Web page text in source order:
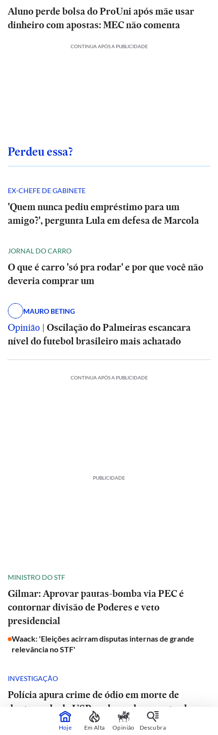
Aluno perde bolsa do ProUni após mãe usar
dinheiro com apostas: MEC não comenta
CONTINUA APÓS A PUBLICIDADE
Perdeu essa?
EX-CHEFE DE GABINETE
'Quem nunca pediu empréstimo para um
amigo?', pergunta Lula em defesa de Marcola
JORNAL DO CARRO
O que é carro 'só pra rodar' e por que você não
deveria comprar um
MAURO BETING
Opinião | Oscilação do Palmeiras escancara
nível do futebol brasileiro mais achatado
CONTINUA APÓS A PUBLICIDADE
PUBLICIDADE
MINISTRO DO STF
Gilmar: Aprovar pautas-bomba via PEC é
contornar divisão de Poderes e veto
presidencial
Waack: 'Eleições acirram disputas internas de grande
relevância no STF'
INVESTIGAÇÃO
Polícia apura crime de ódio em morte de
doutorando da USP e advogado encontrado
morto em estrada de São Paulo
Hoje Em Alta Opinião Descubra